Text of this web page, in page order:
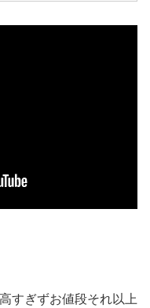
すぎずお値段それ以上